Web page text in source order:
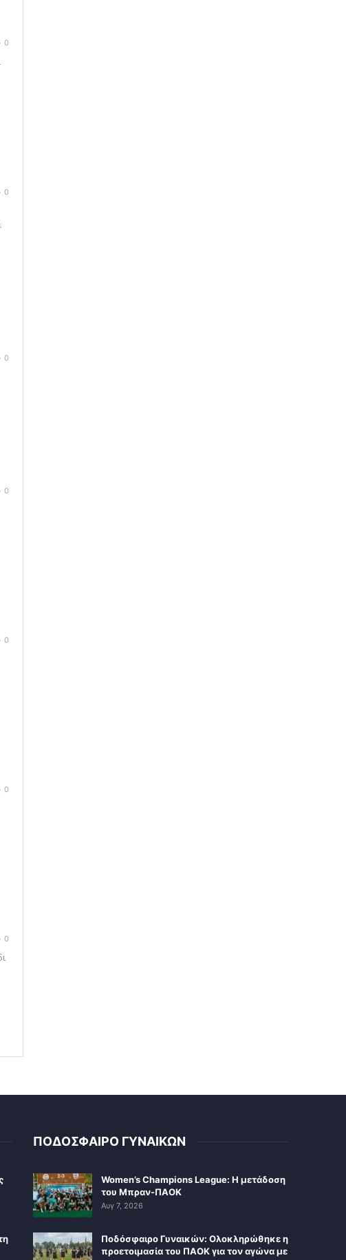
0
0
0
0
0
0
0
ΠΟΔΟΣΦΑΙΡΟ ΓΥΝΑΙΚΩΝ
Women’s Champions League: Η μετάδοση
του Μπραν-ΠΑΟΚ
Αυγ 7, 2026
Ποδόσφαιρο Γυναικών: Ολοκληρώθηκε η
προετοιμασία του ΠΑΟΚ για τον αγώνα με